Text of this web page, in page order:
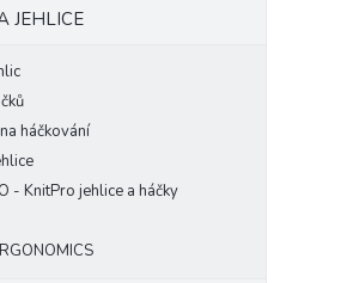
JEHLICE
háčkování
- KnitPro jehlice a háčky